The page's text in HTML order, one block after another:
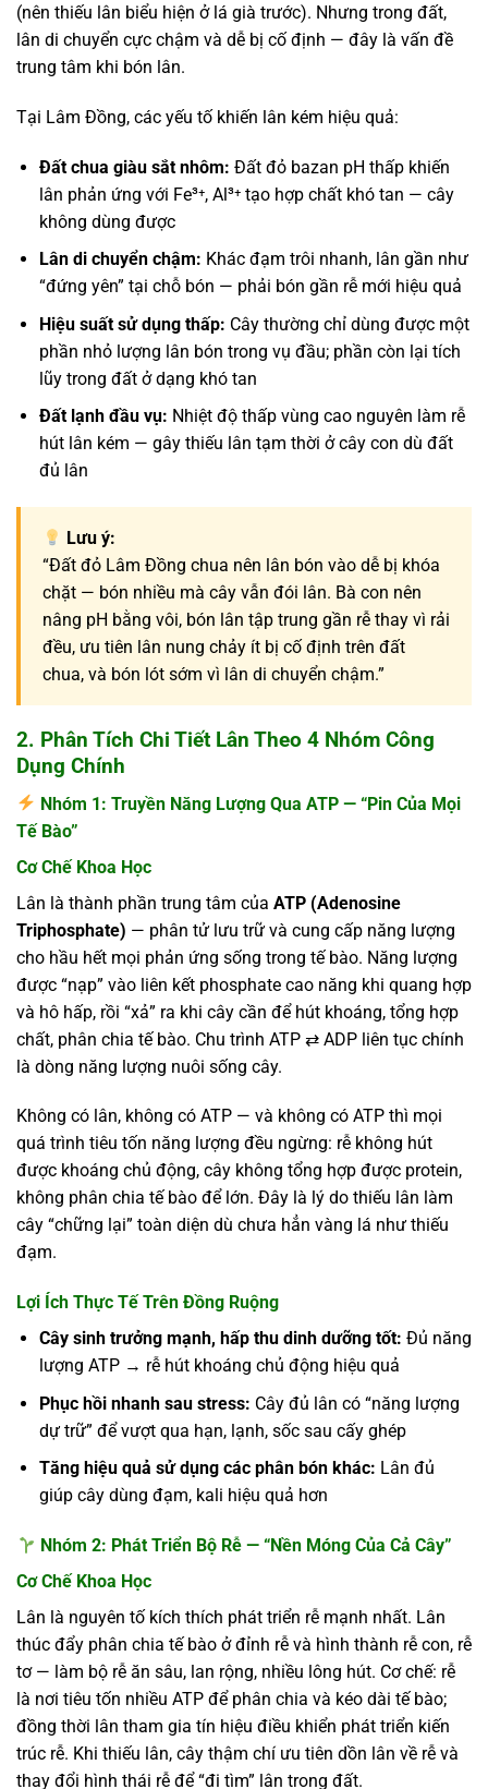
(nên thiếu lân biểu hiện ở lá già trước). Nhưng trong đất,
lân di chuyển cực chậm và dễ bị cố định — đây là vấn đề
trung tâm khi bón lân.
Tại Lâm Đồng, các yếu tố khiến lân kém hiệu quả:
Đất chua giàu sắt nhôm: Đất đỏ bazan pH thấp khiến
lân phản ứng với Fe³⁺, Al³⁺ tạo hợp chất khó tan — cây
không dùng được
Lân di chuyển chậm: Khác đạm trôi nhanh, lân gần như
“đứng yên” tại chỗ bón — phải bón gần rễ mới hiệu quả
Hiệu suất sử dụng thấp: Cây thường chỉ dùng được một
phần nhỏ lượng lân bón trong vụ đầu; phần còn lại tích
lũy trong đất ở dạng khó tan
Đất lạnh đầu vụ: Nhiệt độ thấp vùng cao nguyên làm rễ
hút lân kém — gây thiếu lân tạm thời ở cây con dù đất
đủ lân
Lưu ý:
“Đất đỏ Lâm Đồng chua nên lân bón vào dễ bị khóa
chặt — bón nhiều mà cây vẫn đói lân. Bà con nên
nâng pH bằng vôi, bón lân tập trung gần rễ thay vì rải
đều, ưu tiên lân nung chảy ít bị cố định trên đất
chua, và bón lót sớm vì lân di chuyển chậm.”
2. Phân Tích Chi Tiết Lân Theo 4 Nhóm Công
Dụng Chính
Nhóm 1: Truyền Năng Lượng Qua ATP — “Pin Của Mọi
Tế Bào”
Cơ Chế Khoa Học
Lân là thành phần trung tâm của ATP (Adenosine
Triphosphate) — phân tử lưu trữ và cung cấp năng lượng
cho hầu hết mọi phản ứng sống trong tế bào. Năng lượng
được “nạp” vào liên kết phosphate cao năng khi quang hợp
và hô hấp, rồi “xả” ra khi cây cần để hút khoáng, tổng hợp
chất, phân chia tế bào. Chu trình ATP ⇄ ADP liên tục chính
là dòng năng lượng nuôi sống cây.
Không có lân, không có ATP — và không có ATP thì mọi
quá trình tiêu tốn năng lượng đều ngừng: rễ không hút
được khoáng chủ động, cây không tổng hợp được protein,
không phân chia tế bào để lớn. Đây là lý do thiếu lân làm
cây “chững lại” toàn diện dù chưa hẳn vàng lá như thiếu
đạm.
Lợi Ích Thực Tế Trên Đồng Ruộng
Cây sinh trưởng mạnh, hấp thu dinh dưỡng tốt: Đủ năng
lượng ATP → rễ hút khoáng chủ động hiệu quả
Phục hồi nhanh sau stress: Cây đủ lân có “năng lượng
dự trữ” để vượt qua hạn, lạnh, sốc sau cấy ghép
Tăng hiệu quả sử dụng các phân bón khác: Lân đủ
giúp cây dùng đạm, kali hiệu quả hơn
Nhóm 2: Phát Triển Bộ Rễ — “Nền Móng Của Cả Cây”
Cơ Chế Khoa Học
Lân là nguyên tố kích thích phát triển rễ mạnh nhất. Lân
thúc đẩy phân chia tế bào ở đỉnh rễ và hình thành rễ con, rễ
tơ — làm bộ rễ ăn sâu, lan rộng, nhiều lông hút. Cơ chế: rễ
là nơi tiêu tốn nhiều ATP để phân chia và kéo dài tế bào;
đồng thời lân tham gia tín hiệu điều khiển phát triển kiến
trúc rễ. Khi thiếu lân, cây thậm chí ưu tiên dồn lân về rễ và
thay đổi hình thái rễ để “đi tìm” lân trong đất.